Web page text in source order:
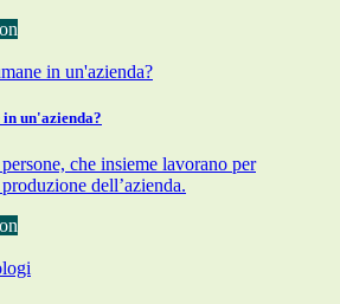
in un'azienda?
che insieme lavorano per
dell’azienda.